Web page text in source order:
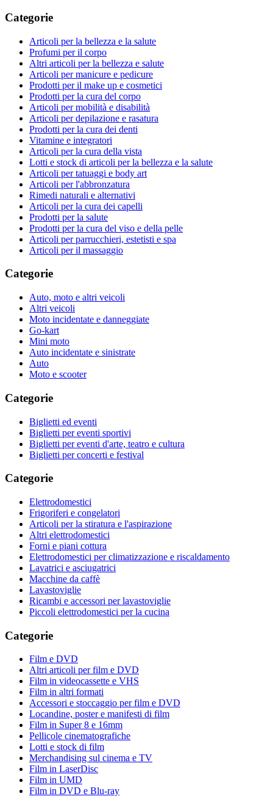
Categorie
Articoli per la bellezza e la salute
Profumi per il corpo
Altri articoli per la bellezza e salute
Articoli per manicure e pedicure
Prodotti per il make up e cosmetici
Prodotti per la cura del corpo
Articoli per mobilità e disabilità
Articoli per depilazione e rasatura
Prodotti per la cura dei denti
Vitamine e integratori
Articoli per la cura della vista
Lotti e stock di articoli per la bellezza e la salute
Articoli per tatuaggi e body art
Articoli per l'abbronzatura
Rimedi naturali e alternativi
Articoli per la cura dei capelli
Prodotti per la salute
Prodotti per la cura del viso e della pelle
Articoli per parrucchieri, estetisti e spa
Articoli per il massaggio
Categorie
Auto, moto e altri veicoli
Altri veicoli
Moto incidentate e danneggiate
Go-kart
Mini moto
Auto incidentate e sinistrate
Auto
Moto e scooter
Categorie
Biglietti ed eventi
Biglietti per eventi sportivi
Biglietti per eventi d'arte, teatro e cultura
Biglietti per concerti e festival
Categorie
Elettrodomestici
Frigoriferi e congelatori
Articoli per la stiratura e l'aspirazione
Altri elettrodomestici
Forni e piani cottura
Elettrodomestici per climatizzazione e riscaldamento
Lavatrici e asciugatrici
Macchine da caffè
Lavastoviglie
Ricambi e accessori per lavastoviglie
Piccoli elettrodomestici per la cucina
Categorie
Film e DVD
Altri articoli per film e DVD
Film in videocassette e VHS
Film in altri formati
Accessori e stoccaggio per film e DVD
Locandine, poster e manifesti di film
Film in Super 8 e 16mm
Pellicole cinematografiche
Lotti e stock di film
Merchandising sul cinema e TV
Film in LaserDisc
Film in UMD
Film in DVD e Blu-ray